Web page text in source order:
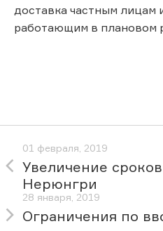
доставка частным лицам
работающим в плановом
01 февраля, 2019
Увеличение
Нерюнгри
28 января, 2019
Ограничения по